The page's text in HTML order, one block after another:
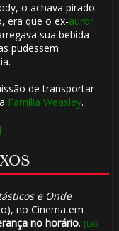
o achava pirado.
era que o ex-auror
sua bebida
pudessem
de transportar
Família Weasley.
e Onde
no Cinema em
no horário. [Leia